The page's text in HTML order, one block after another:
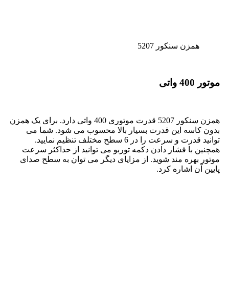
همزن سنکور 5207
موتور 400 واتی
همزن سنکور 5207 قدرت موتوری 400 واتی دارد. برای یک همزن
بدون کاسه این قدرت بسیار بالا محسوب می شود. شما می
توانید قدرت و سرعت را در 6 سطح مختلف تنظیم نمایید.
همچنین با فشار دادن دکمه توربو می توانید از حداکثر سرعت
موتور بهره مند شوید. از مزایای دیگر می توان به سطح صدای
پایین آن اشاره کرد.